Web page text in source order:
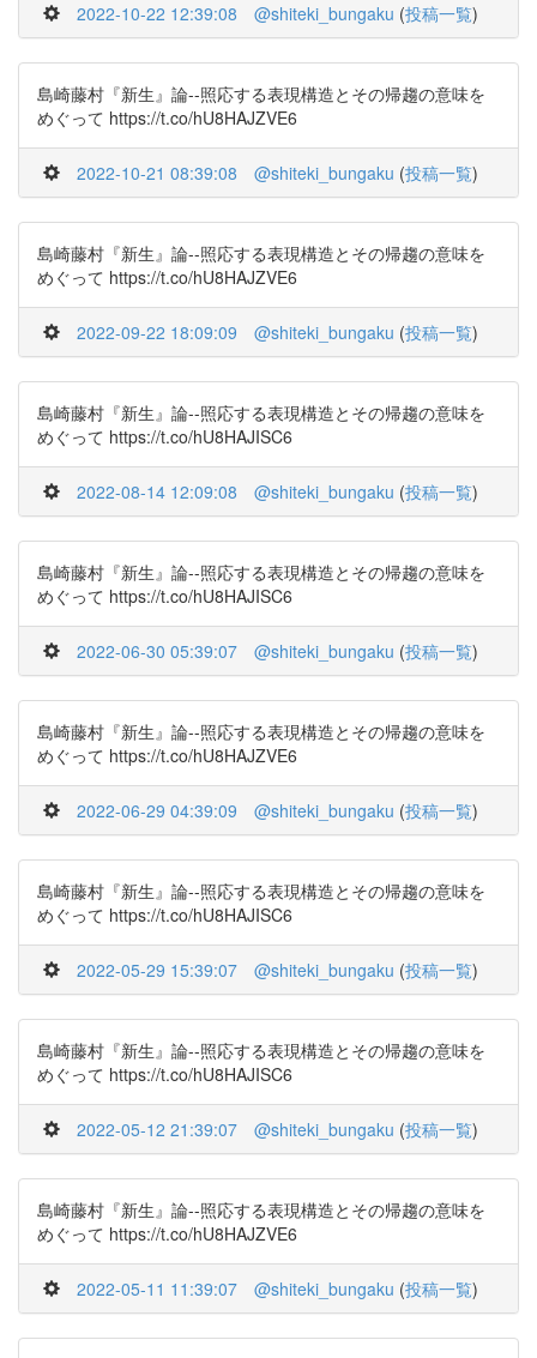
2022-10-22 12:39:08 @shiteki_bungaku (投稿一覧)
島崎藤村『新生』論--照応する表現構造とその帰趨の意味を
めぐって https://t.co/hU8HAJZVE6
2022-10-21 08:39:08 @shiteki_bungaku (投稿一覧)
島崎藤村『新生』論--照応する表現構造とその帰趨の意味を
めぐって https://t.co/hU8HAJZVE6
2022-09-22 18:09:09 @shiteki_bungaku (投稿一覧)
島崎藤村『新生』論--照応する表現構造とその帰趨の意味を
めぐって https://t.co/hU8HAJISC6
2022-08-14 12:09:08 @shiteki_bungaku (投稿一覧)
島崎藤村『新生』論--照応する表現構造とその帰趨の意味を
めぐって https://t.co/hU8HAJISC6
2022-06-30 05:39:07 @shiteki_bungaku (投稿一覧)
島崎藤村『新生』論--照応する表現構造とその帰趨の意味を
めぐって https://t.co/hU8HAJZVE6
2022-06-29 04:39:09 @shiteki_bungaku (投稿一覧)
島崎藤村『新生』論--照応する表現構造とその帰趨の意味を
めぐって https://t.co/hU8HAJISC6
2022-05-29 15:39:07 @shiteki_bungaku (投稿一覧)
島崎藤村『新生』論--照応する表現構造とその帰趨の意味を
めぐって https://t.co/hU8HAJISC6
2022-05-12 21:39:07 @shiteki_bungaku (投稿一覧)
島崎藤村『新生』論--照応する表現構造とその帰趨の意味を
めぐって https://t.co/hU8HAJZVE6
2022-05-11 11:39:07 @shiteki_bungaku (投稿一覧)